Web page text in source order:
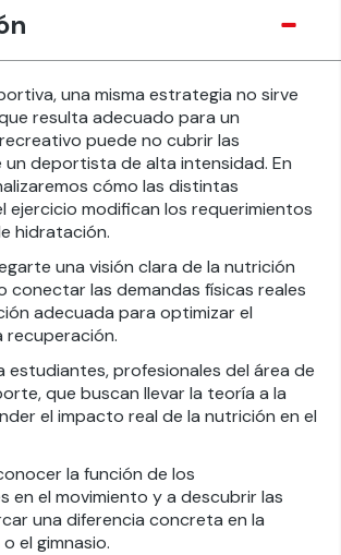
una misma estrategia no sirve
resulta adecuado para un
puede no cubrir las
un deportista de alta intensidad. En
cómo las distintas
ejercicio modifican los requerimientos
hidratación.
una visión clara de la nutrición
conectar las demandas físicas reales
adecuada para optimizar el
recuperación.
estudiantes, profesionales del área de
que buscan llevar la teoría a la
el impacto real de la nutrición en el
la función de los
en el movimiento y a descubrir las
una diferencia concreta en la
el gimnasio.